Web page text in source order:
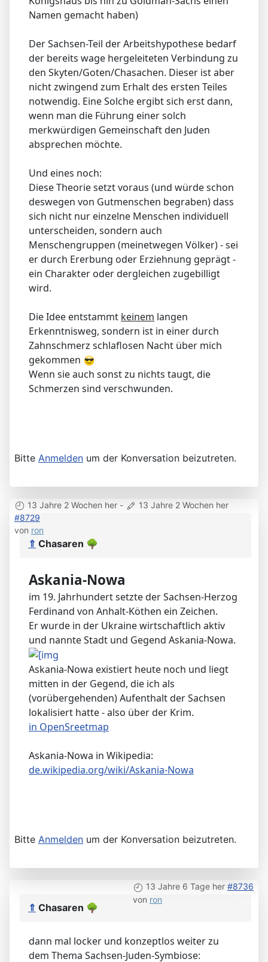
Namen gemacht haben)
Der Sachsen-Teil der Arbeitshypothese bedarf
der bereits wage hergeleiteten Verbindung zu
den Skyten/Goten/Chasachen. Dieser ist aber
nicht zwingend zum Erhalt des ersten Teiles
notwendig. Eine Solche ergibt sich erst dann,
wenn man die Führung einer solch
merkwürdigen Gemeinschaft den Juden
absprechen möchte.
Und eines noch:
Diese Theorie setzt voraus (und würde schon
deswegen von Gutmenschen begraben) dass
sich nicht nur einzelne Menschen individuell
unterscheiden, sondern auch
Menschengruppen (meinetwegen Völker) - sei
er durch Ererbung oder Erziehnung geprägt -
ein Charakter oder dergleichen zugebilligt
wird.
Die Idee entstammt keinem langen
Erkenntnisweg, sondern ist in einer durch
Zahnschmerz schlaflosen Nacht über mich
gekommen
Wenn sie auch sonst zu nichts taugt, die
Schmerzen sind verschwunden.
Bitte Anmelden um der Konversation beizutreten.
13 Jahre 2 Wochen her -
13 Jahre 2 Wochen her
#8729
von ron
⇑ Chasaren 🌳
Askania-Nowa
im 19. Jahrhundert setzte der Sachsen-Herzog
Ferdinand von Anhalt-Köthen ein Zeichen.
Er wurde in der Ukraine wirtschaftlich aktiv
und nannte Stadt und Gegend Askania-Nowa.
Askania-Nowa existiert heute noch und liegt
mitten in der Gegend, die ich als
(vorübergehenden) Aufenthalt der Sachsen
lokalisiert hatte - also über der Krim.
in OpenSreetmap
Askania-Nowa in Wikipedia:
de.wikipedia.org/wiki/Askania-Nowa
Bitte Anmelden um der Konversation beizutreten.
13 Jahre 6 Tage her #8736
von ron
⇑ Chasaren 🌳
dann mal locker und konzeptlos weiter zu
dem Thema Sachsen-Juden-Symbiose: